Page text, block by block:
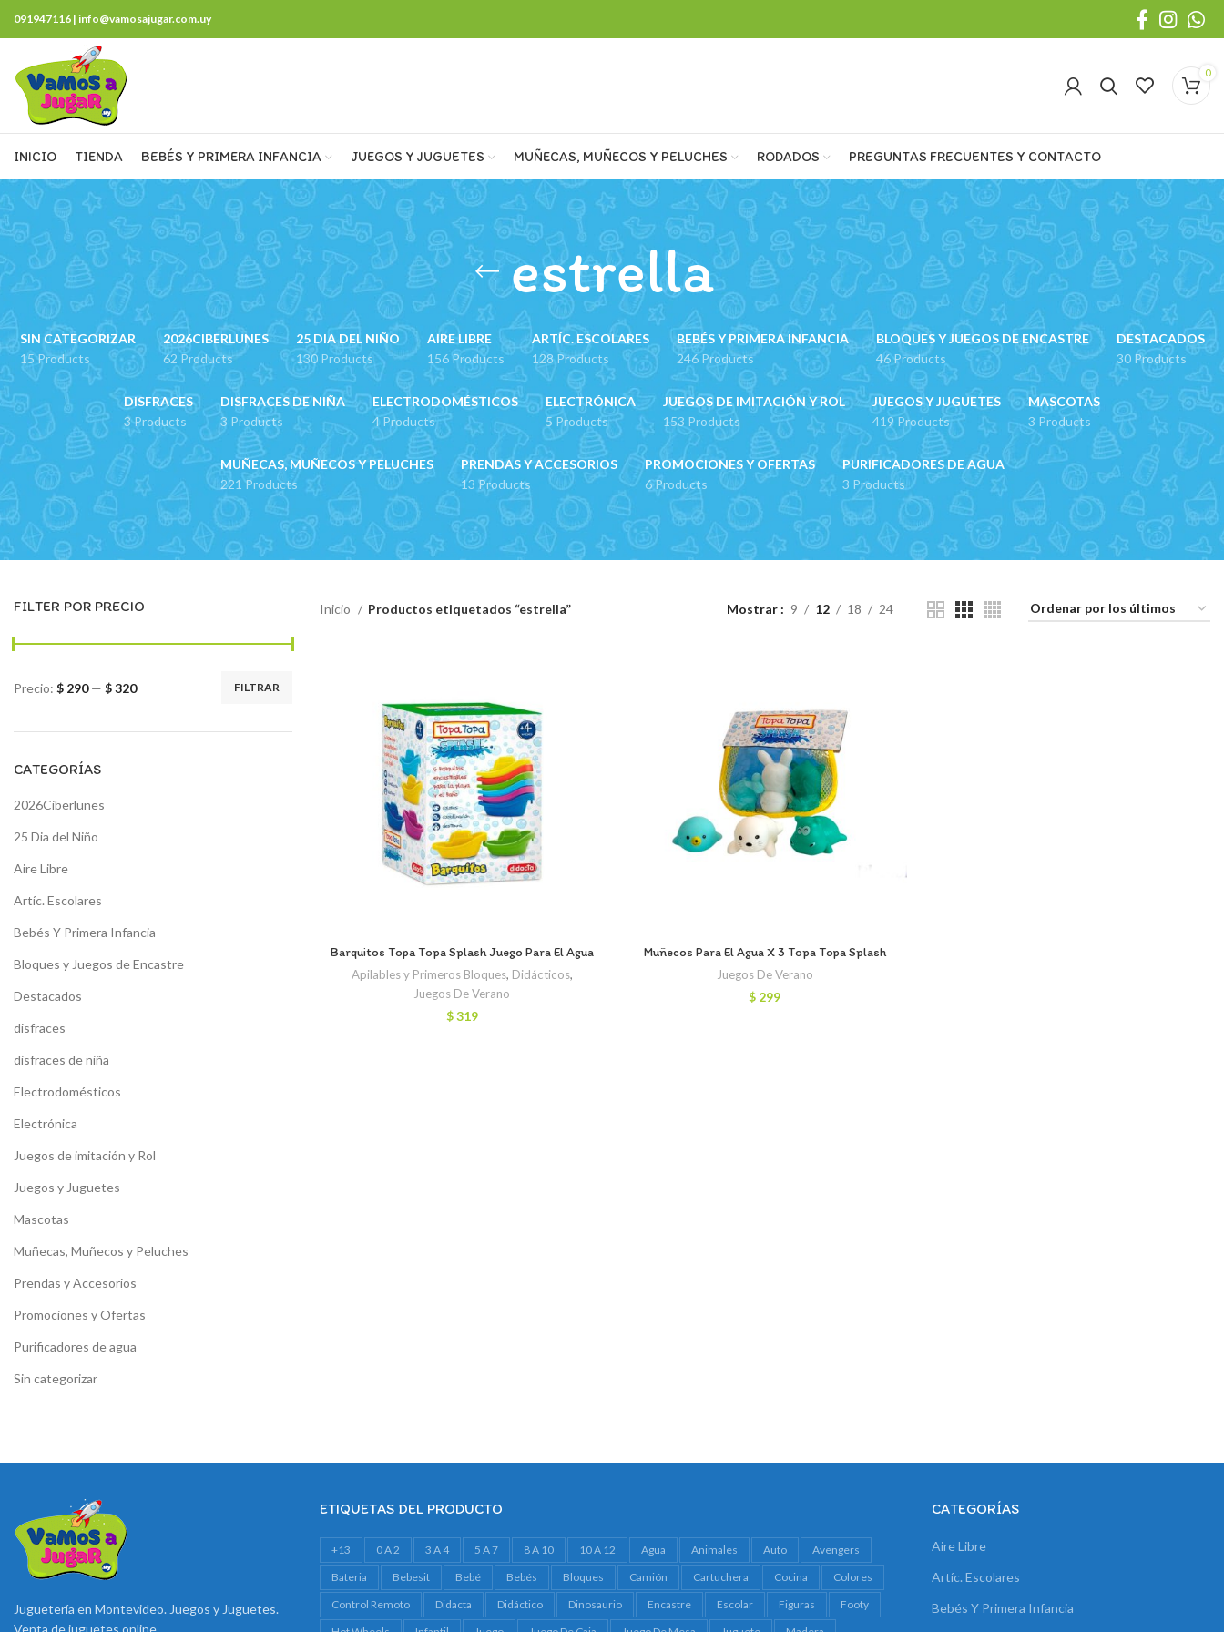
091947116 | info@vamosajugar.com.uy
0
INICIO TIENDA BEBÉS Y PRIMERA INFANCIA JUEGOS Y JUGUETES MUÑECAS, MUÑECOS Y PELUCHES RODADOS PREGUNTAS FRECUENTES Y CONTACTO
estrella
SIN CATEGORIZAR
15 Products
2026CIBERLUNES
62 Products
25 DIA DEL NIÑO
130 Products
AIRE LIBRE
156 Products
ARTÍC. ESCOLARES
128 Products
BEBÉS Y PRIMERA INFANCIA
246 Products
BLOQUES Y JUEGOS DE ENCASTRE
46 Products
DESTACADOS
30 Products
DISFRACES
3 Products
DISFRACES DE NIÑA
3 Products
ELECTRODOMÉSTICOS
4 Products
ELECTRÓNICA
5 Products
JUEGOS DE IMITACIÓN Y ROL
153 Products
JUEGOS Y JUGUETES
419 Products
MASCOTAS
3 Products
MUÑECAS, MUÑECOS Y PELUCHES
221 Products
PRENDAS Y ACCESORIOS
13 Products
PROMOCIONES Y OFERTAS
6 Products
PURIFICADORES DE AGUA
3 Products
FILTER POR PRECIO
FILTRAR
Precio: $ 290— $ 320
CATEGORÍAS
2026Ciberlunes
25 Dia del Niño
Aire Libre
Artíc. Escolares
Bebés Y Primera Infancia
Bloques y Juegos de Encastre
Destacados
disfraces
disfraces de niña
Electrodomésticos
Electrónica
Juegos de imitación y Rol
Juegos y Juguetes
Mascotas
Muñecas, Muñecos y Peluches
Prendas y Accesorios
Promociones y Ofertas
Purificadores de agua
Sin categorizar
Inicio Productos etiquetados “estrella” Mostrar 9 12 18 24
Barquitos Topa Topa Splash Juego Para El Agua
Apilables y Primeros Bloques, Didácticos,
Juegos De Verano
$319
Muñecos Para El Agua X 3 Topa Topa Splash
Juegos De Verano
$ 299
Juguetería en Montevideo. Juegos y Juguetes.
Venta de juguetes online
ETIQUETAS DEL PRODUCTO
+13 0 A 2 3 A 4 5 A 7 8 A 10 10 A 12 Agua Animales Auto
Avengers
Bateria
Bebesit Bebé Bebés Bloques Camión Cartuchera Cocina
Colores
Control Remoto
Didacta Didáctico Dinosaurio Encastre Escolar Figuras
Footy
CATEGORÍAS
Aire Libre
Artíc. Escolares
Bebés Y Primera Infancia